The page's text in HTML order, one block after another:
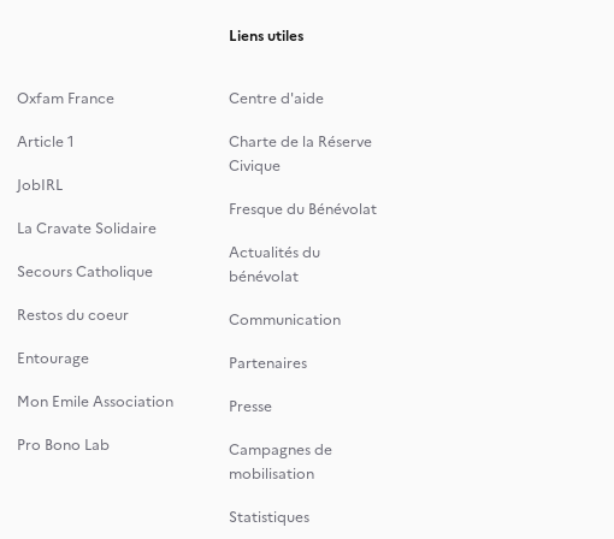
Oxfam France
Article 1
JobIRL
La Cravate Solidaire
Secours Catholique
Restos du coeur
Entourage
Mon Emile Association
Pro Bono Lab
Liens utiles
Centre d'aide
Charte de la Réserve
Civique
Fresque du Bénévolat
Actualités du
bénévolat
Communication
Partenaires
Presse
Campagnes de
mobilisation
Statistiques